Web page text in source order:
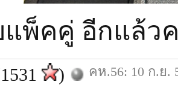
พ็คคู่ อีกแล้ว
) คห.56: 10 ก.ย.